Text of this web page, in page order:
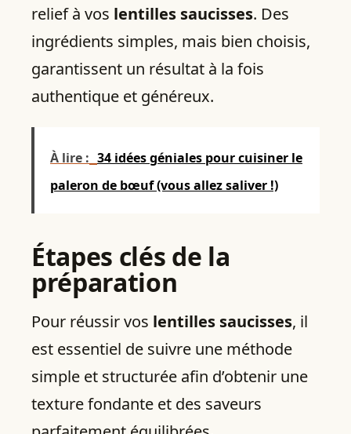
relief à vos lentilles saucisses. Des
ingrédients simples, mais bien choisis,
garantissent un résultat à la fois
authentique et généreux.
À lire : 34 idées géniales pour cuisiner le
paleron de bœuf (vous allez saliver !)
Étapes clés de la
préparation
Pour réussir vos lentilles saucisses, il
est essentiel de suivre une méthode
simple et structurée afin d’obtenir une
texture fondante et des saveurs